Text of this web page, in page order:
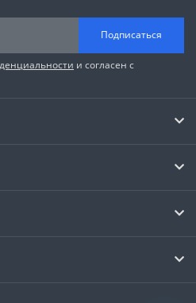
Подписаться
и согласен с